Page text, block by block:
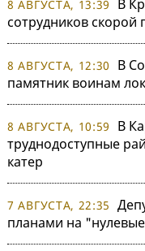
8 АВГУСТА, 13:39
В
сотрудников
8 АВГУСТА, 12:30
В
памятник воинам
8 АВГУСТА, 10:59
В
труднодоступные
катер
7 АВГУСТА, 22:35
планами на